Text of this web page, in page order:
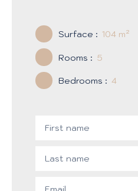
Surface : 104 m²
Rooms : 5
Bedrooms : 4
First name
Last name